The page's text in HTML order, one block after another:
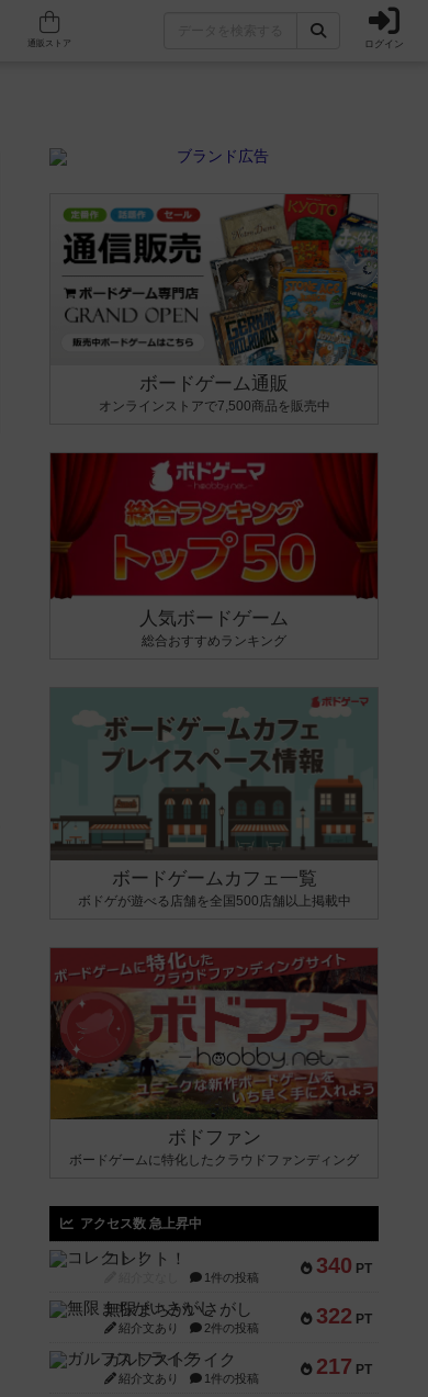
人気ボードゲーム ログイン
ボードゲーム通販
オンラインストアで7,500商品を販売中
人気ボードゲーム
総合おすすめランキング
ボードゲームカフェ一覧
ボドゲが遊べる店舗を全国500店舗以上掲載中
ボドファン
ボードゲームに特化したクラウドファンディング
アクセス数 急上昇中
340 PT
コレクト！
1件の投稿
322 PT
無限まちがいさがし
紹介文あり 2件の投稿
217 PT
ガルフストライク
紹介文あり 1件の投稿